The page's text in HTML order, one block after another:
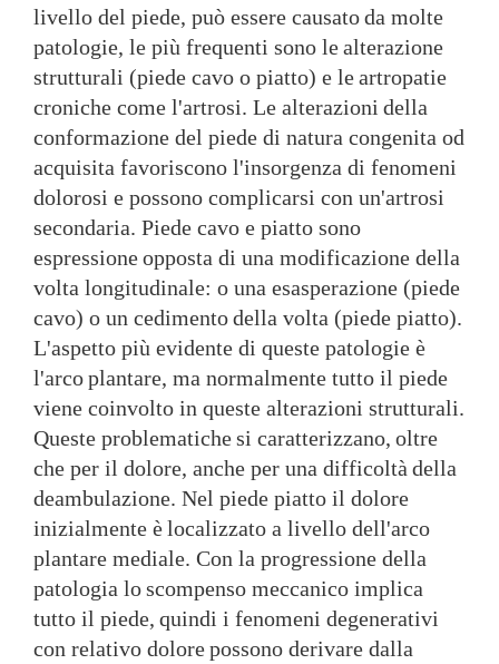
livello del piede, può essere causatoda molte
patologie, le più frequenti sono lealterazione
strutturali (piede cavo o piatto) e leartropatie
croniche come l'artrosi. Le alterazioni della
conformazione del piede di natura congenita od
acquisita favoriscono l'insorgenza di fenomeni
dolorosi e possono complicarsi con un'artrosi
secondaria. Piede cavo e piatto sono
espressioneopposta di una modificazione della
volta longitudinale: o una esasperazione (piede
cavo) o un cedimentodella volta (piede piatto).
L'aspetto più evidente di queste patologie è
l'arcoplantare, ma normalmente tutto il piede
viene coinvolto in queste alterazioni strutturali.
Queste problematichesi caratterizzano, oltre
che per il dolore, anche per una difficoltà della
deambulazione. Nel piede piatto il dolore
inizialmente èlocalizzato a livello dell'arco
plantare mediale. Con la progressione della
patologia loscompenso meccanico implica
tutto il piede, quindi i fenomeni degenerativi
con relativo dolorepossono derivare dalla